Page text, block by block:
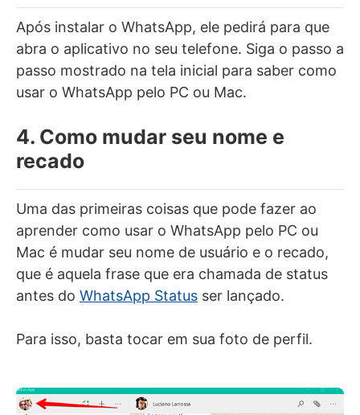
Após instalar o WhatsApp, ele pedirá para que
abra o aplicativo no seu telefone. Siga o passo a
passo mostrado na tela inicial para saber como
usar o WhatsApp pelo PC ou Mac.
4. Como mudar seu nome e
recado
Uma das primeiras coisas que pode fazer ao
aprender como usar o WhatsApp pelo PC ou
Mac é mudar seu nome de usuário e o recado,
que é aquela frase que era chamada de status
antes do WhatsApp Status ser lançado.
Para isso, basta tocar em sua foto de perfil.